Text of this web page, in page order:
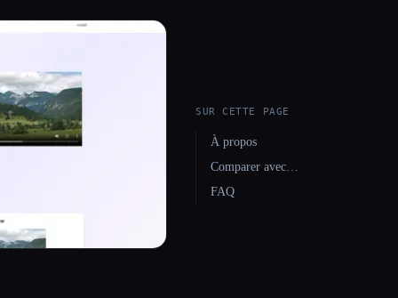
SUR CETTE PAGE
À propos
Comparer avec…
FAQ